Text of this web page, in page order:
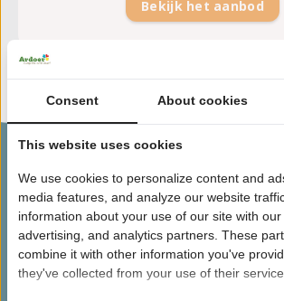
Bekijk het aanbod
Bekijk meer campings
Waarom een vakantie op de
Tal van fiets- en wandelroutes in de
Consent About cookies
This website uses cookies
We use cookies to personalize content and
media features, and analyze our website
information about your use of our site with
advertising, and analytics partners. These
combine it with other information you've
they've collected from your use of their